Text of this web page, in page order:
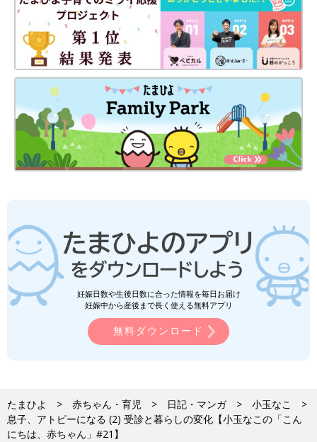
妊娠日数や生後日数に合った情報を毎日お届け
妊娠中から産後まで長く使える無料アプリ
無料ダウンロード
たまひよ 赤ちゃん・育児 日記・マンガ
小玉なこ
息子、アトピーになる (2) 受診と暮らしの変化【小玉なこの「こん
にちは、赤ちゃん」#21】